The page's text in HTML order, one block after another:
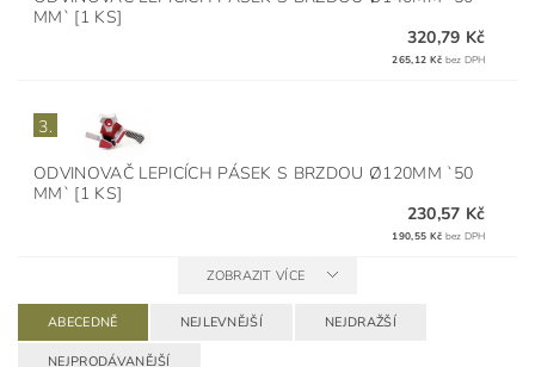
MM` [1 KS]
320,79 Kč
265,12 Kč bez DPH
3.
ODVINOVAČ LEPICÍCH PÁSEK S BRZDOU Ø120MM `50
MM` [1 KS]
230,57 Kč
190,55 Kč bez DPH
ZOBRAZIT VÍCE
ABECEDNĚ NEJLEVNĚJŠÍ NEJDRAŽŠÍ
NEJPRODÁVANĚJŠÍ